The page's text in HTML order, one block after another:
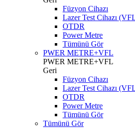
Füzyon Cihazı
Lazer Test Cihazı
OTDR
Power Metre
Tümünü Gör
PWER METRE+VFL
PWER METRE+VFL
Geri
Füzyon Cihazı
Lazer Test Cihazı
OTDR
Power Metre
Tümünü Gör
Tümünü Gör